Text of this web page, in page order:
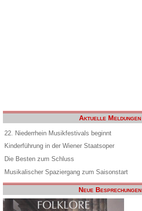
Aktuelle Meldungen
22. Niederrhein Musikfestivals beginnt
Kinderführung in der Wiener Staatsoper
Die Besten zum Schluss
Musikalischer Spaziergang zum Saisonstart
Neue Besprechungen